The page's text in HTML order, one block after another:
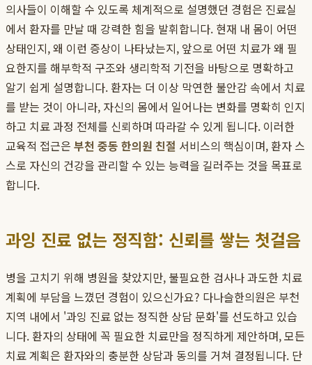
의사들이 이해할 수 있도록 체계적으로 설명했던 경험은 진료실
에서 환자를 만날 때 강력한 힘을 발휘합니다. 현재 내 몸이 어떤
상태인지, 왜 이런 증상이 나타났는지, 앞으로 어떤 치료가 왜 필
요한지를 해부학적 구조와 생리학적 기전을 바탕으로 명확하고
알기 쉽게 설명합니다. 환자는 더 이상 막연한 불안감 속에서 치료
를 받는 것이 아니라, 자신의 몸에서 일어나는 변화를 명확히 인지
하고 치료 과정 전체를 신뢰하며 따라갈 수 있게 됩니다. 이러한
교육적 접근은 부천 중동 한의원 친절 서비스의 핵심이며, 환자 스
스로 자신의 건강을 관리할 수 있는 능력을 길러주는 것을 목표로
합니다.
과잉 진료 없는 정직함: 신뢰를 쌓는 첫걸음
병을 고치기 위해 병원을 찾았지만, 불필요한 검사나 과도한 치료
계획에 부담을 느꼈던 경험이 있으신가요? 다나슬한의원은 부천
지역 내에서 '과잉 진료 없는 정직한 상담 문화'를 선도하고 있습
니다. 환자의 상태에 꼭 필요한 치료만을 정직하게 제안하며, 모든
치료 계획은 환자와의 충분한 상담과 동의를 거쳐 결정됩니다. 단